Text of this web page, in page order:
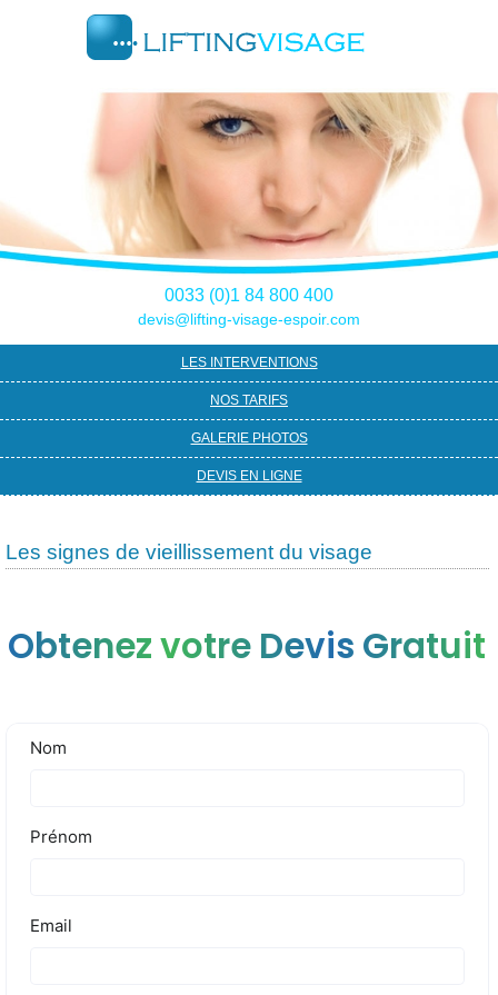
0033 (0)1 84 800 400
devis@lifting-visage-espoir.com
LES INTERVENTIONS
NOS TARIFS
GALERIE PHOTOS
DEVIS EN LIGNE
Les signes de vieillissement du visage
Obtenez votre Devis Gratuit